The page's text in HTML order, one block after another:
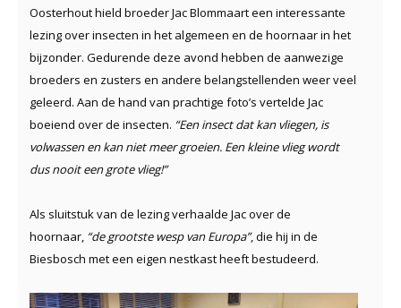
Oosterhout hield broeder Jac Blommaart een interessante
lezing over insecten in het algemeen en de hoornaar in het
bijzonder. Gedurende deze avond hebben de aanwezige
broeders en zusters en andere belangstellenden weer veel
geleerd. Aan de hand van prachtige foto’s vertelde Jac
boeiend over de insecten. “Een insect dat kan vliegen, is
volwassen en kan niet meer groeien. Een kleine vlieg wordt
dus nooit een grote vlieg!”
Als sluitstuk van de lezing verhaalde Jac over de
hoornaar, “de grootste wesp van Europa”, die hij in de
Biesbosch met een eigen nestkast heeft bestudeerd.